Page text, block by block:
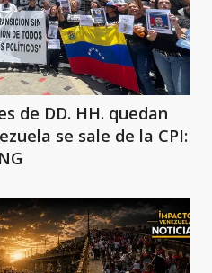
de DD. HH. quedan
se sale de la CPI: